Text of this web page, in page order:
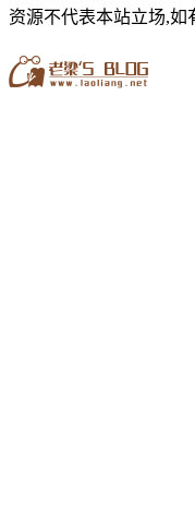
资源不代表本站立场,如